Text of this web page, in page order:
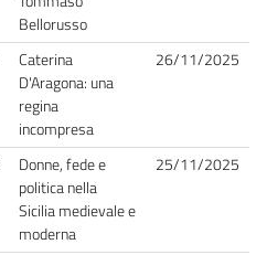
Bellorusso
Caterina
D'Aragona: una
regina
incompresa
26/11/2025
Donne, fede e
politica nella
Sicilia medievale e
moderna
25/11/2025